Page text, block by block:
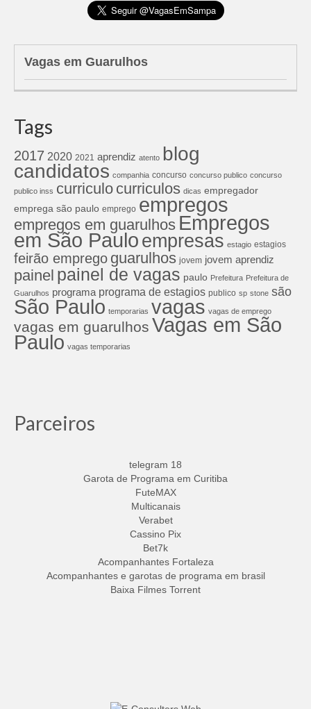
Vagas em Guarulhos
Tags
2017 2020 2021 aprendiz atento blog
candidatos companhia concurso concurso publico concurso
publico inss curriculo curriculos dicas empregador
emprega são paulo emprego empregos
empregos em guarulhos Empregos
em São Pauloempresas estagio estagios
feirão emprego guarulhos jovem jovem aprendiz
painel painel de vagas paulo Prefeitura Prefeitura de
Guarulhos programa programa de estagios publico sp stone são
São Paulo temporarias vagas vagas de emprego
vagas em guarulhos Vagas em São
Paulo vagas temporarias
Parceiros
telegram 18
Garota de Programa em Curitiba
FuteMAX
Multicanais
Verabet
Cassino Pix
Bet7k
Acompanhantes Fortaleza
Acompanhantes e garotas de programa em brasil
Baixa Filmes Torrent